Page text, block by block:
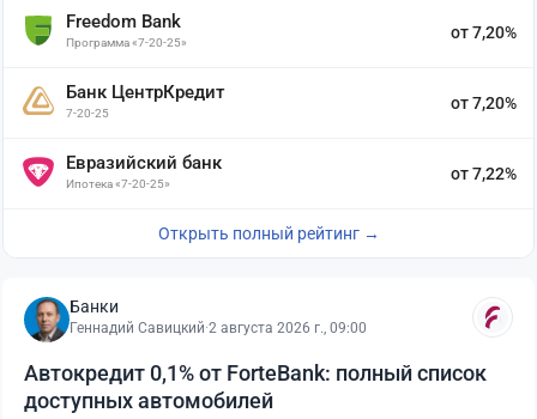
Freedom Bank
Программа «7-20-25»
от 7,20%
Банк ЦентрКредит
7-20-25
от 7,20%
Евразийский банк
Ипотека «7-20-25»
от 7,22%
Открыть полный рейтинг →
Банки
Геннадий Савицкий·2 августа 2026 г., 09:00
Автокредит 0,1% от ForteBank: полный список
доступных автомобилей